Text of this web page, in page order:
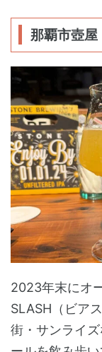
那覇市壺屋
2023年末にオ
SLASH（ビア
街・サンライ